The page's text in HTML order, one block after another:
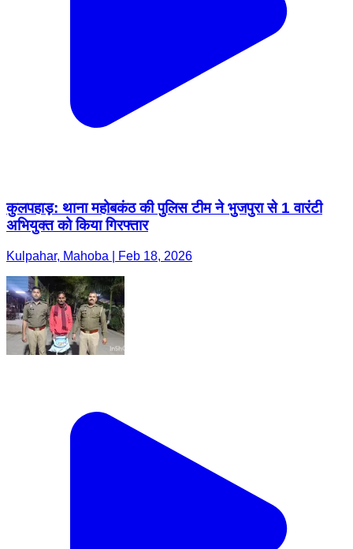
कुलपहाड़: थाना महोबकंठ की पुलिस टीम ने भुजपुरा से 1 वारंटी
अभियुक्त को किया गिरफ्तार
Kulpahar, Mahoba | Feb 18, 2026